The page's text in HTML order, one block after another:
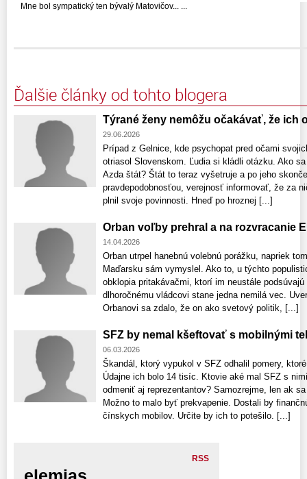
Mne bol sympatický ten bývalý Matovičov... ...
Ďalšie články od tohto blogera
Týrané ženy nemôžu očakávať, že ich
29.06.2026
Prípad z Gelnice, kde psychopat pred očami
otriasol Slovenskom. Ľudia si kládli otázku. Ako
Azda štát? Štát to teraz vyšetruje a po jeho
pravdepodobnosťou, verejnosť informovať, že za
plnil svoje povinnosti. Hneď po hroznej [...]
Orban voľby prehral a na rozvracanie
14.04.2026
Orban utrpel hanebnú volebnú porážku, napriek
Maďarsku sám vymyslel. Ako to, u týchto
obklopia pritakávačmi, ktorí im neustále
dlhoročnému vládcovi stane jedna nemilá vec.
Orbanovi sa zdalo, že on ako svetový politik, [...]
SFZ by nemal kšeftovať s mobilnými
06.03.2026
Škandál, ktorý vypukol v SFZ odhalil pomery,
Údajne ich bolo 14 tisíc. Ktovie aké mal SFZ s
odmeniť aj reprezentantov? Samozrejme, len ak
Možno to malo byť prekvapenie. Dostali by
čínskych mobilov. Určite by ich to potešilo. [...]
RSS